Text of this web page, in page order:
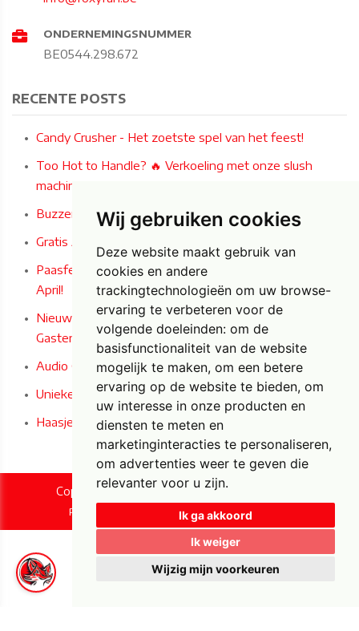
Wij gebruiken cookies
Deze website maakt gebruik van
cookies en andere
trackingtechnologieën om uw browse-
ervaring te verbeteren voor de
volgende doeleinden: om de
basisfunctionaliteit van de website
mogelijk te maken, om een betere
ervaring op de website te bieden, om
uw interesse in onze producten en
diensten te meten en
marketinginteracties te personaliseren,
om advertenties weer te geven die
relevanter voor u zijn.
Ik ga akkoord
Ik weiger
Wijzig mijn voorkeuren
ONDERNEMINGSNUMMER
BE0544.298.672
RECENTE POSTS
Candy Crusher - Het zoetste spel van het feest!
Too Hot to Handle? 🔥 Verkoeling met onze slush
machines!
Buzzer Wire Game: Het ultieme concentratiespel!
Gratis Airbrush Paastattoos deze zaterdag 4/04/2026!
Paasfeest bij Carrefour Market Bilzen-Hoeselt op 4 & 5
April!
Nieuw bij Foxy Fun - Audio en Audio/Video
Gastenboeken in Iconische Engelse Telefooncel!
Audio Gastenboek
Unieke Paas- en woondecoratie bij Foxy Fun!
Haasjes horen, zien en zwijgen
Copyright © 2026 Foxy Fun. All rights reserved.
Privacy & Cookies UP-TO-DATE WebDesign